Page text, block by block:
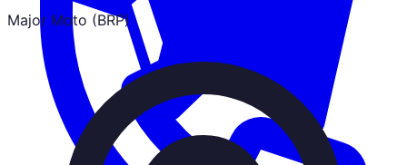
Major Moto (BRP)